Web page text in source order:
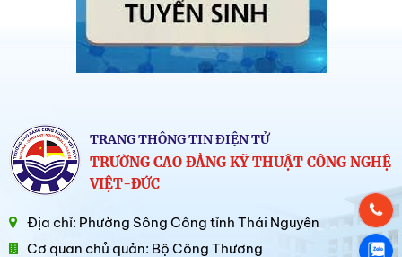
TRANG THÔNG TIN ĐIỆN TỬ
TRƯỜNG CAO ĐẲNG KỸ THUẬT CÔNG NGHỆ
VIỆT-ĐỨC
Địa chỉ: Phường Sông Công tỉnh Thái Nguyên
Cơ quan chủ quản: Bộ Công Thương